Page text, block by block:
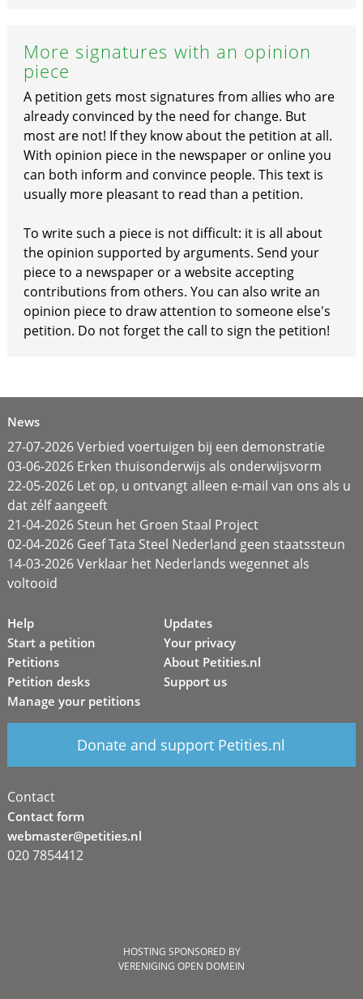
More signatures with an opinion
piece
A petition gets most signatures from allies who are
already convinced by the need for change. But
most are not! If they know about the petition at all.
With opinion piece in the newspaper or online you
can both inform and convince people. This text is
usually more pleasant to read than a petition.
To write such a piece is not difficult: it is all about
the opinion supported by arguments. Send your
piece to a newspaper or a website accepting
contributions from others. You can also write an
opinion piece to draw attention to someone else's
petition. Do not forget the call to sign the petition!
News
27-07-2026 Verbied voertuigen bij een demonstratie
03-06-2026 Erken thuisonderwijs als onderwijsvorm
22-05-2026 Let op, u ontvangt alleen e-mail van ons als u
dat zélf aangeeft
21-04-2026 Steun het Groen Staal Project
02-04-2026 Geef Tata Steel Nederland geen staatssteun
14-03-2026 Verklaar het Nederlands wegennet als
voltooid
Help
Start a petition
Petitions
Petition desks
Manage your petitions
Updates
Your privacy
About Petities.nl
Support us
Donate and support Petities.nl
Contact
Contact form
webmaster@petities.nl
020 7854412
HOSTING SPONSORED BY
VERENIGING OPEN DOMEIN